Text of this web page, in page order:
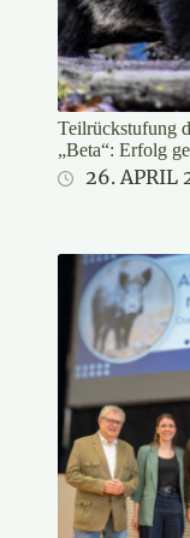
Teilrückstufung
„Beta“: Erfolg
26. APRIL